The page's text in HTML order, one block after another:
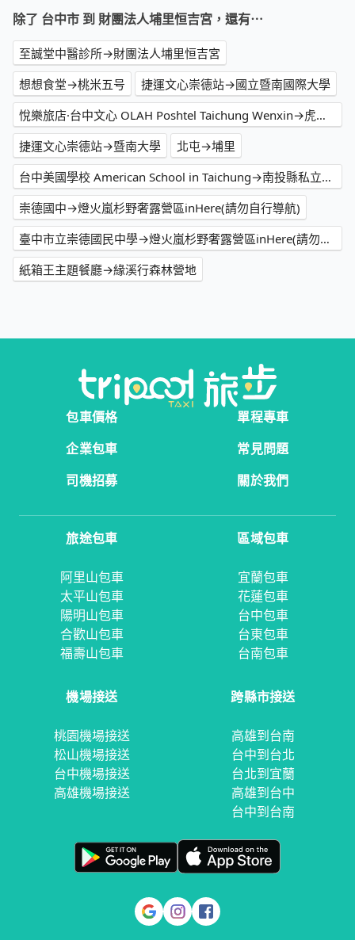
除了 台中市 到 財團法人埔里恒吉宮，還有⋯
至誠堂中醫診所→財團法人埔里恒吉宮
想想食堂→桃米五号
捷運文心崇德站→國立暨南國際大學
悅樂旅店·台中文心 OLAH Poshtel Taichung Wenxin→虎嘯山嵐(原虎嘯山莊)《景觀咖啡廳》埔里親子餐廳｜秘境咖啡廳｜網美餐廳｜婚禮場地租借｜活動場地租借
捷運文心崇德站→暨南大學
北屯→埔里
台中美國學校 American School in Taichung→南投縣私立普台高級中學
崇德國中→燈火嵐杉野奢露營區inHere(請勿自行導航)
臺中市立崇德國民中學→燈火嵐杉野奢露營區inHere(請勿自行導航)
紙箱王主題餐廳→緣溪行森林營地
包車價格
單程專車
企業包車
常見問題
司機招募
關於我們
旅途包車
阿里山包車
太平山包車
陽明山包車
合歡山包車
福壽山包車
區域包車
宜蘭包車
花蓮包車
台中包車
台東包車
台南包車
機場接送
桃園機場接送
松山機場接送
台中機場接送
高雄機場接送
跨縣市接送
高雄到台南
台中到台北
台北到宜蘭
高雄到台中
台中到台南